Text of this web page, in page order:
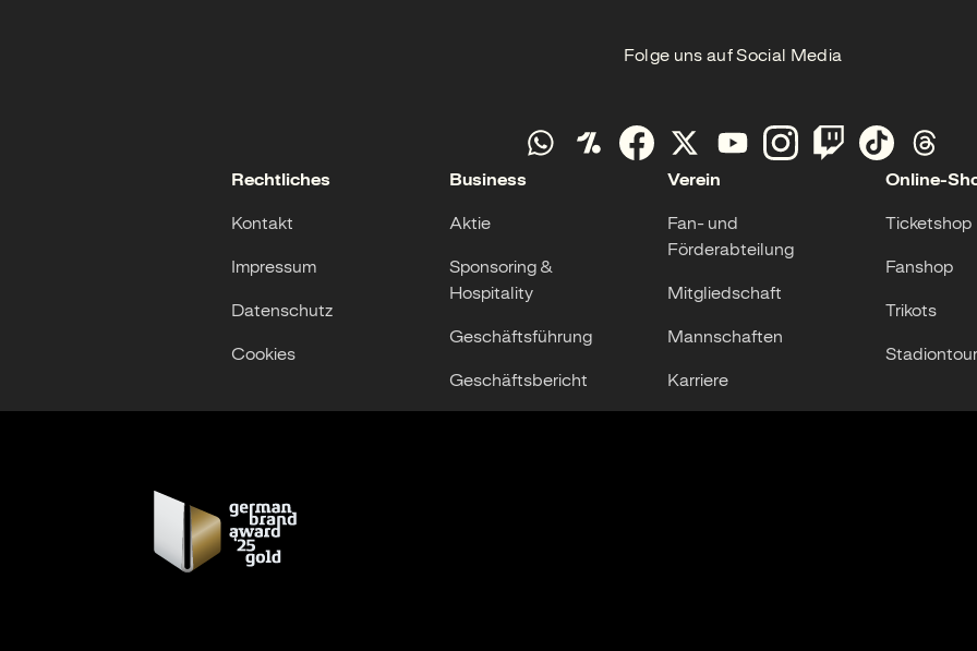
Folge uns auf Social Media
Rechtliches
Kontakt
Impressum
Datenschutz
Cookies
Business
Aktie
Sponsoring &
Hospitality
Geschäftsführung
Geschäftsbericht
Verein
Fan- und
Förderabteilung
Mitgliedschaft
Mannschaften
Karriere
Online-
Ticketshop
Fanshop
Trikots